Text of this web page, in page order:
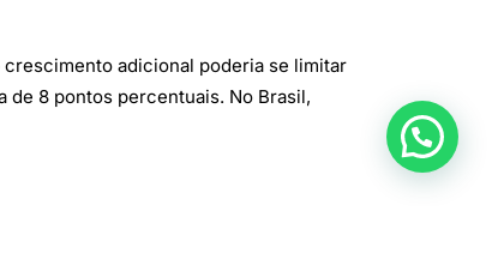
crescimento adicional poderia se limitar
de 8 pontos percentuais. No Brasil,